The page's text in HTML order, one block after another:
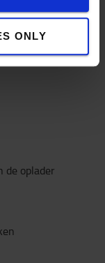
ONLY
de oplader